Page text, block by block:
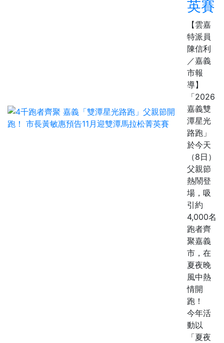
英賽
【雲嘉
特派員
陳信利
／嘉義
市報
導】
「2026
嘉義雙
潭星光
路跑」
於今天
（8日）
父親節
熱鬧登
場，吸
引約
4,000名
跑者齊
聚嘉義
市，在
夏夜晚
風中熱
情開
跑！
今年活
動以
「夏夜